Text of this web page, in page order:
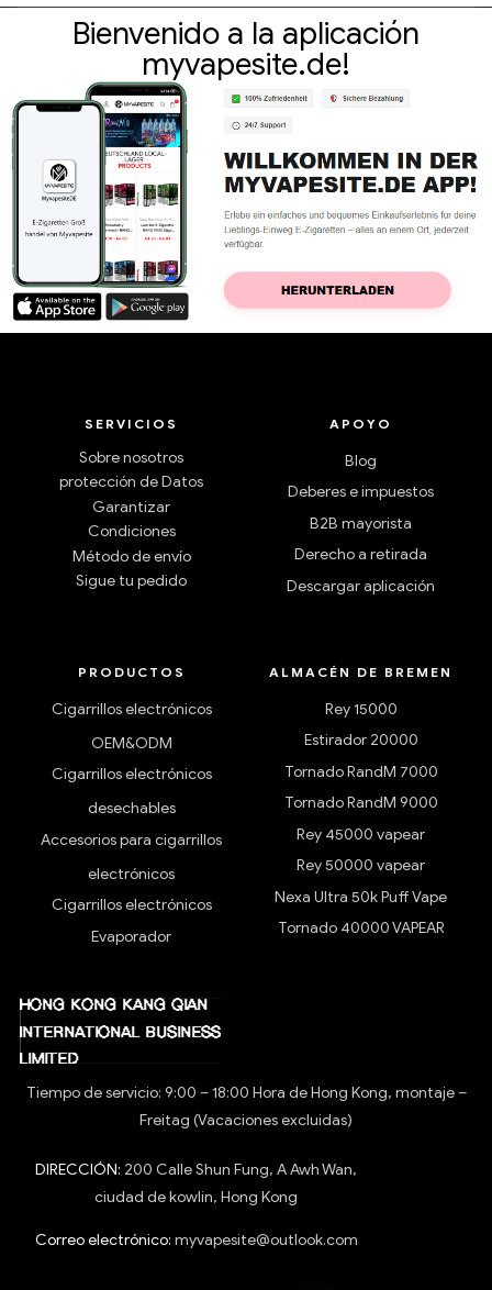
Bienvenido a la aplicación
myvapesite.de!
SERVICIOS
Sobre nosotros
protección de Datos
Garantizar
Condiciones
Método de envío
Sigue tu pedido
APOYO
Blog
Deberes e impuestos
B2B mayorista
Derecho a retirada
Descargar aplicación
PRODUCTOS
Cigarrillos electrónicos
OEM&ODM
Cigarrillos electrónicos
desechables
Accesorios para cigarrillos
electrónicos
Cigarrillos electrónicos
Evaporador
ALMACÉN DE BREMEN
Rey 15000
Estirador 20000
Tornado RandM 7000
Tornado RandM 9000
Rey 45000 vapear
Rey 50000 vapear
Nexa Ultra 50k Puff Vape
Tornado 40000 VAPEAR
Tiempo de servicio: 9:00 – 18:00 Hora de Hong Kong, montaje –
Freitag (Vacaciones excluidas)
DIRECCIÓN: 200 Calle Shun Fung, A Awh Wan,
ciudad de kowlin, Hong Kong
Correo electrónico: myvapesite@outlook.com